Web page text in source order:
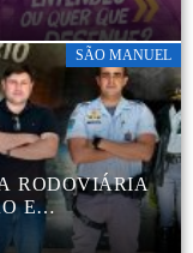
SÃO MANUEL
RODOVIÁRIA
E